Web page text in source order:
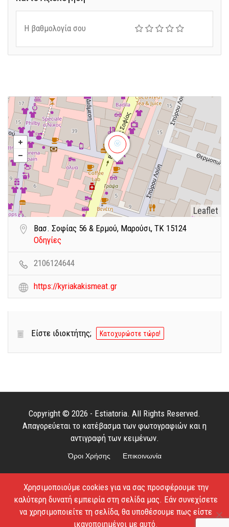
Η βαθμολογία σου
Leaflet
Βασ. Σοφίας 56 & Ερμού, Μαρούσι, ΤΚ 15124
Οδηγίες
2106124644
https://kyriakakismeat.gr
Είστε ιδιοκτήτης; Κατοχυρώστε τώρα!
Copyright © 2026 - Estiatoria. All Rights Reserved.
Απαγορεύεται το κατέβασμα των φωτογραφιών και η
αντιγραφή των κειμένων.
Όροι Χρήσης Επικοινωνία
Χρησιμοποιούμε cookies για να σας προσφέρουμε την
καλύτερη δυνατή εμπειρία στη σελίδα μας. Εάν συνεχίσετε
να χρησιμοποιείτε τη σελίδα, θα υποθέσουμε πως είστε
ικανοποιημένοι με αυτό.